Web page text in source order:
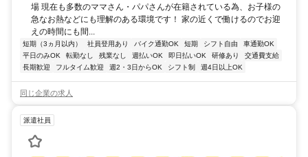
場 現在も多数のママさん・パパさんが在籍されている為、お子様の
急なお熱などにも理解のある環境です！ 家の近くで働けるのでお迎
えの時間にも間...
短期（3ヵ月以内） 社員登用あり バイク通勤OK 短期 シフト自由
車通勤OK
平日のみOK
転勤なし 残業なし 週払いOK 即日払いOK 研修あり
交通費支給
長期歓迎
フルタイム歓迎 週2・3日からOK シフト制 週4日以上OK
同じ企業の求人
派遣社員